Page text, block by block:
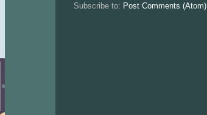
Subscribe to: Post Comments (Atom)